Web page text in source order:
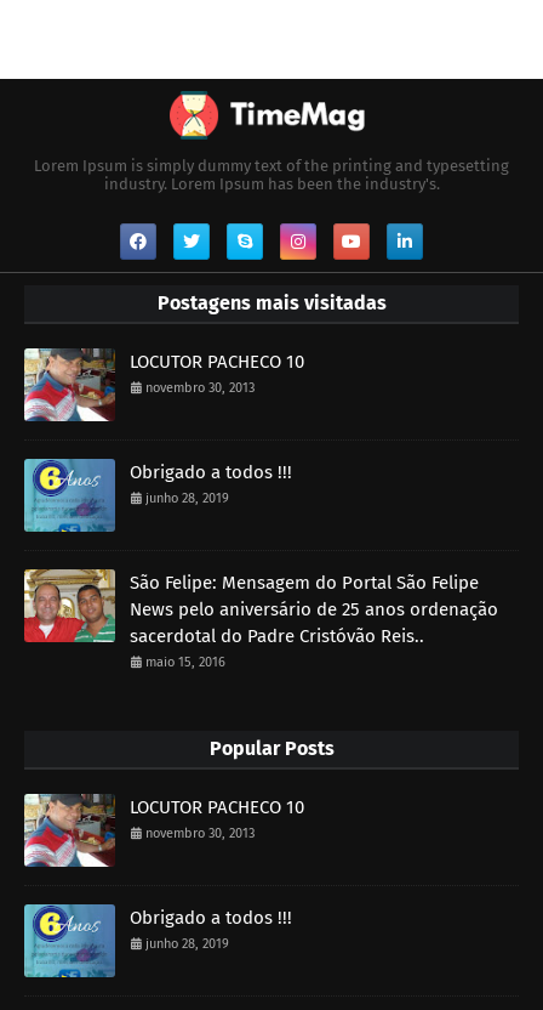
Lorem Ipsum is simply dummy text of the printing and typesetting
industry. Lorem Ipsum has been the industry's.
Postagens mais visitadas
LOCUTOR PACHECO 10
novembro 30, 2013
Obrigado a todos !!!
junho 28, 2019
São Felipe: Mensagem do Portal São Felipe
News pelo aniversário de 25 anos ordenação
sacerdotal do Padre Cristóvão Reis..
maio 15, 2016
Popular Posts
LOCUTOR PACHECO 10
novembro 30, 2013
Obrigado a todos !!!
junho 28, 2019